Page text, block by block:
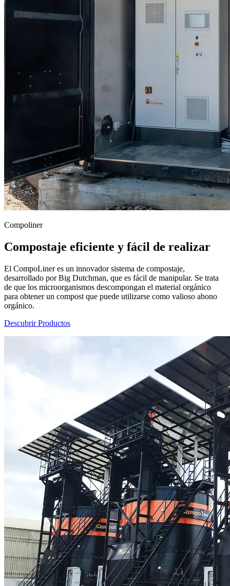
Compoliner
Compostaje eficiente y fácil de realizar
El CompoLiner es un innovador sistema de compostaje,
desarrollado por Big Dutchman, que es fácil de manipular. Se trata
de que los microorganismos descompongan el material orgánico
para obtener un compost que puede utilizarse como valioso abono
orgánico.
Descubrir Productos